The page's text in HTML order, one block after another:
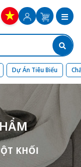
Dự Án Tiêu Biểu
KHỐI